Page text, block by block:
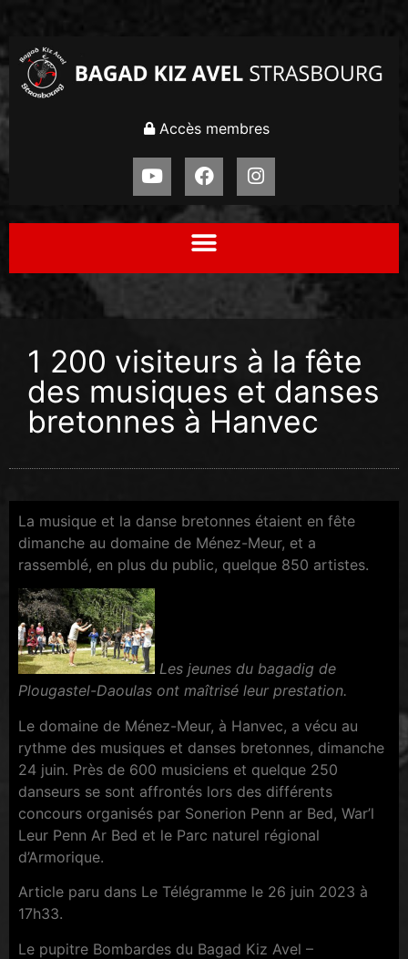
Accès membres
1 200 visiteurs à la fête
des musiques et danses
bretonnes à Hanvec
La musique et la danse bretonnes étaient en fête
dimanche au domaine de Ménez-Meur, et a
rassemblé, en plus du public, quelque 850 artistes.
Les jeunes du bagadig de
Plougastel-Daoulas ont maîtrisé leur prestation.
Le domaine de Ménez-Meur, à Hanvec, a vécu au
rythme des musiques et danses bretonnes, dimanche
24 juin. Près de 600 musiciens et quelque 250
danseurs se sont affrontés lors des différents
concours organisés par Sonerion Penn ar Bed, War’l
Leur Penn Ar Bed et le Parc naturel régional
d’Armorique.
Article paru dans Le Télégramme le 26 juin 2023 à
17h33.
Le pupitre Bombardes du Bagad Kiz Avel –